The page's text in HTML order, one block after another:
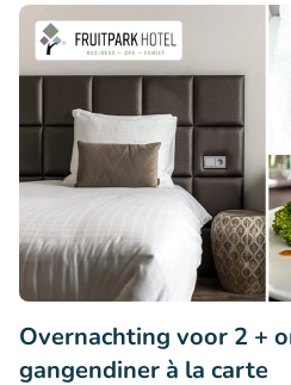
Overnachting voor 2 +
gangendiner à la carte